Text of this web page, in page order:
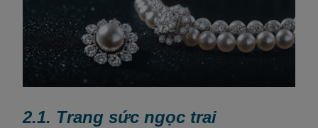
2.1. Trang sức ngọc trai